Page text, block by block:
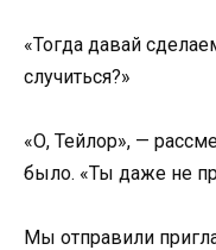
«Тогда давай
случиться?»
«О, Тейлор», —
было. «Ты даже не
Мы отправили